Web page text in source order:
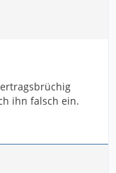
ihn falsch ein.